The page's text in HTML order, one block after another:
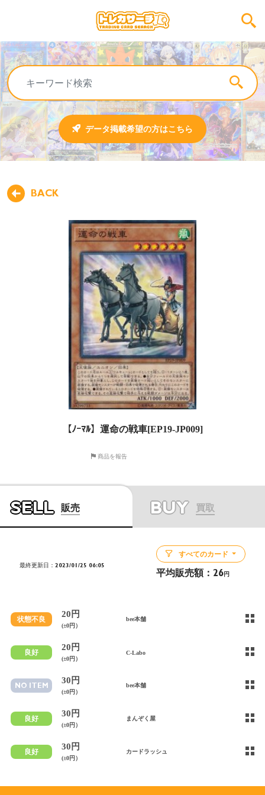
データ掲載希望の方はこちら
BACK
【ﾉｰﾏﾙ】運命の戦車[EP19-JP009]
商品を報告
SELL 販売 BUY 買取
最終更新日：2023/01/25 06:05
すべてのカード
平均販売額： 26円
状態不良
20円
(±0円）
bee本舗
良好
20円
(±0円）
C-Labo
NO ITEM
30円
(±0円）
bee本舗
良好
30円
(±0円）
まんぞく屋
良好
30円
(±0円）
カードラッシュ